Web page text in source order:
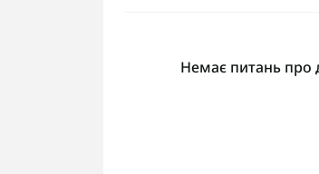
Немає питань про